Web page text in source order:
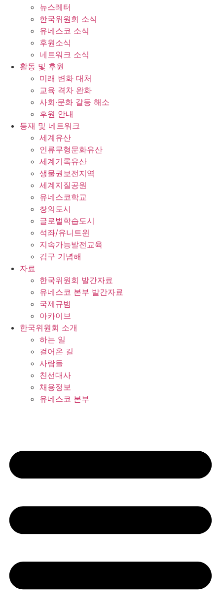
뉴스레터
한국위원회 소식
유네스코 소식
후원소식
네트워크 소식
활동 및 후원
미래 변화 대처
교육 격차 완화
사회∙문화 갈등 해소
후원 안내
등재 및 네트워크
세계유산
인류무형문화유산
세계기록유산
생물권보전지역
세계지질공원
유네스코학교
창의도시
글로벌학습도시
석좌/유니트윈
지속가능발전교육
김구 기념해
자료
한국위원회 발간자료
유네스코 본부 발간자료
국제규범
아카이브
한국위원회 소개
하는 일
걸어온 길
사람들
친선대사
채용정보
유네스코 본부